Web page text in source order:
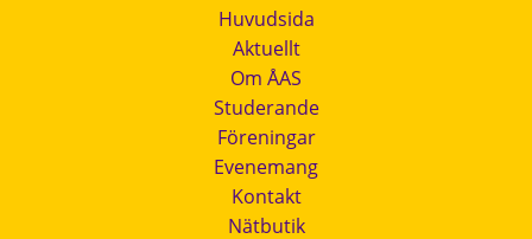
Huvudsida
Aktuellt
Om ÅAS
Studerande
Föreningar
Evenemang
Kontakt
Nätbutik